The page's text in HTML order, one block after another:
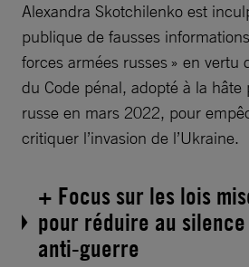
Alexandra Skotchilenko est
publique de fausses
forces armées russes » en vertu
du Code pénal, adopté à la hâte
russe en mars 2022, pour
critiquer l’invasion de l’Ukraine.
+ Focus sur les lois
pour réduire au
anti-guerre